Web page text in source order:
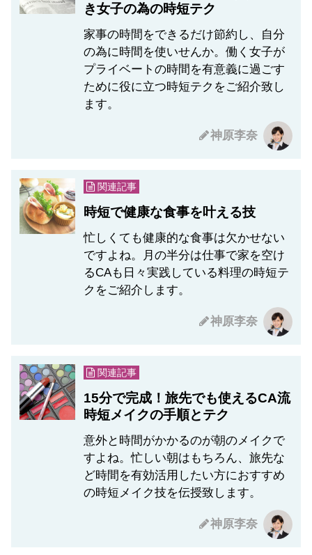
き女子の為の時短テク
家事の時間をできるだけ節約し、自分
の為に時間を使いせんか。働く女子が
プライベートの時間を有意義に過ごす
ために役に立つ時短テクをご紹介致し
ます。
神原李奈
関連記事
時短で健康な食事を叶える技
忙しくても健康的な食事は欠かせない
ですよね。月の半分は仕事で家を空け
るCAも日々実践している料理の時短テ
クをご紹介します。
神原李奈
関連記事
15分で完成！旅先でも使えるCA流
時短メイクの手順とテク
意外と時間がかかるのが朝のメイクで
すよね。忙しい朝はもちろん、旅先な
ど時間を有効活用したい方におすすめ
の時短メイク技を伝授致します。
神原李奈